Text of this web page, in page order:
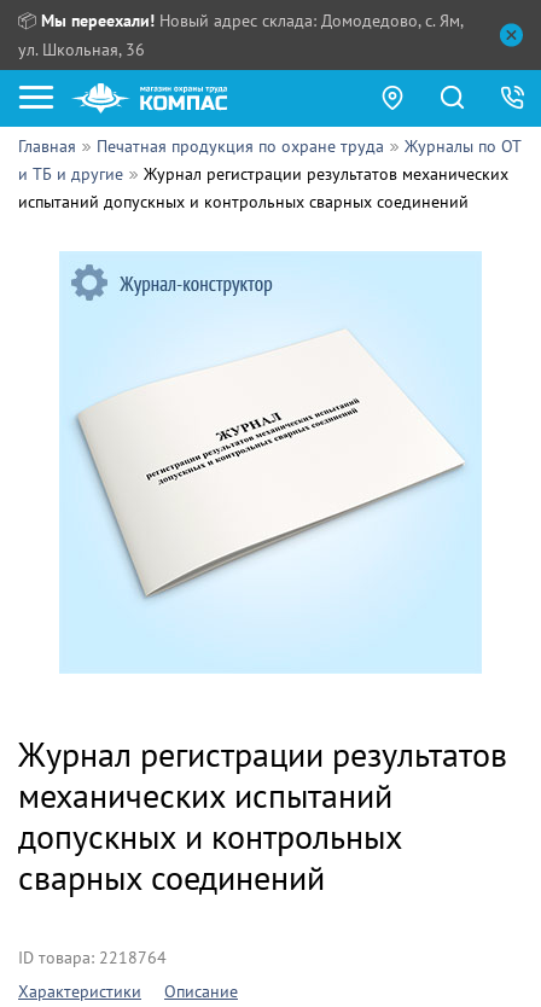
📦 Мы переехали! Новый адрес склада: Домодедово, с. Ям,
ул. Школьная, 36
Как купить?
Прайс-листы
Сотрудничество
Поставщикам
Обзоры
Контакты
ПН - ЧТ:
Главная Печатная продукция по охране труда
Журналы по ОТ
и ТБ и другие
Журнал регистрации результатов механических
испытаний допускных и контрольных сварных соединений
Журнал регистрации результатов
механических испытаний
допускных и контрольных
сварных соединений
ID товара: 2218764
Характеристики
Описание